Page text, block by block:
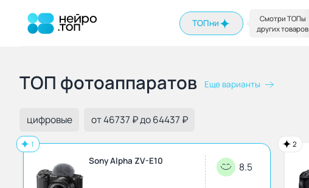
На главную ТОПни
ТОП фотоаппаратов Еще варианты
цифровые от 46737 ₽ до 64437 ₽
1
Sony Alpha ZV-E10 8.5
2
Смотри ТОПы
других товаров